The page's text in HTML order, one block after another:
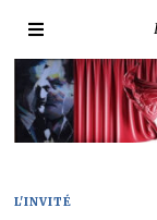
L'INVITÉ